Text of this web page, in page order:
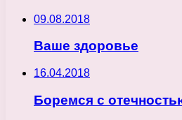
09.08.2018
Ваше здоровье
16.04.2018
Боремся с